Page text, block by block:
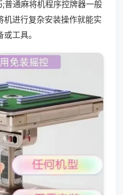
普通麻将机程序控牌器一般
机进行复杂安装操作就能实
工具。